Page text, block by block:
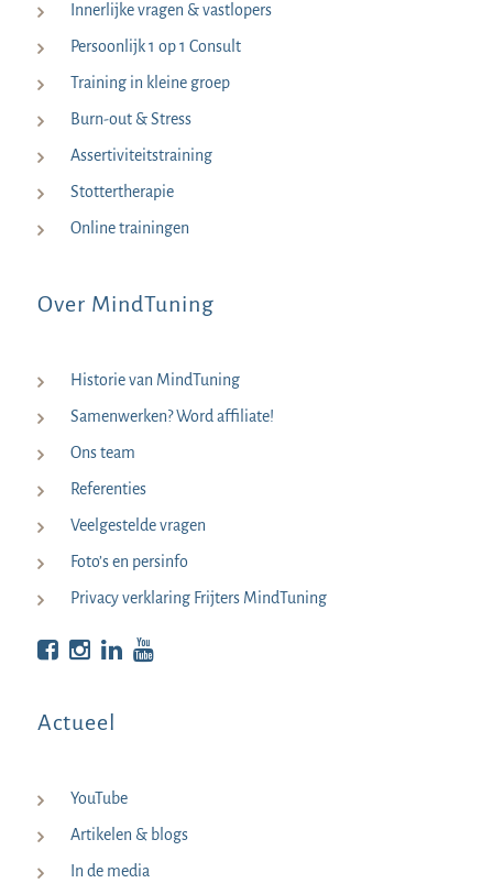
Innerlijke vragen & vastlopers
Persoonlijk 1 op 1 Consult
Training in kleine groep
Burn-out & Stress
Assertiviteitstraining
Stottertherapie
Online trainingen
Over MindTuning
Historie van MindTuning
Samenwerken? Word affiliate!
Ons team
Referenties
Veelgestelde vragen
Foto’s en persinfo
Privacy verklaring Frijters MindTuning
Bekijk op Facebook
Bekijk op Instagram
Bekijk op LinkedIn
Actueel
YouTube
Artikelen & blogs
In de media